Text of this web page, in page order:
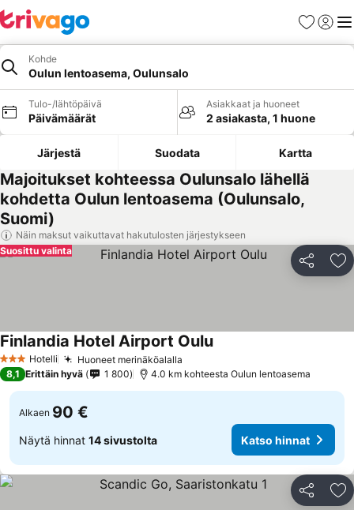
Suosikit
Kohde
Oulun lentoasema, Oulunsalo
Tulo-/lähtöpäivä
Päivämäärät
Asiakkaat ja huoneet
2 asiakasta, 1 huone
Järjestä Suodata Kartta
Majoitukset kohteessa Oulunsalo lähellä
kohdetta Oulun lentoasema (Oulunsalo,
Suomi)
Näin maksut vaikuttavat hakutulosten järjestykseen
Jaa
Suosittu valinta
3 Tähtiluokitus
Hotelli Huoneet merinäköalalla
Finlandia Hotel Airport Oulu
8,1 Erittäin hyvä 1 800 4.0 km kohteesta Oulun lentoasema
Alkaen 90 €
Näytä hinnat 14 sivustolta Katso hinnat
Jaa